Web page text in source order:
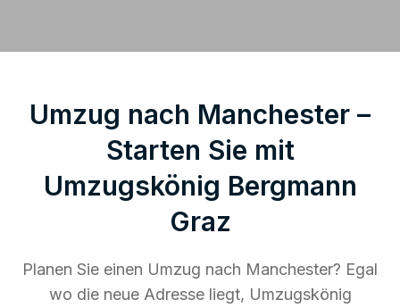
Umzug nach Manchester –
Starten Sie mit
Umzugskönig Bergmann
Graz
Planen Sie einen Umzug nach Manchester? Egal
wo die neue Adresse liegt, Umzugskönig